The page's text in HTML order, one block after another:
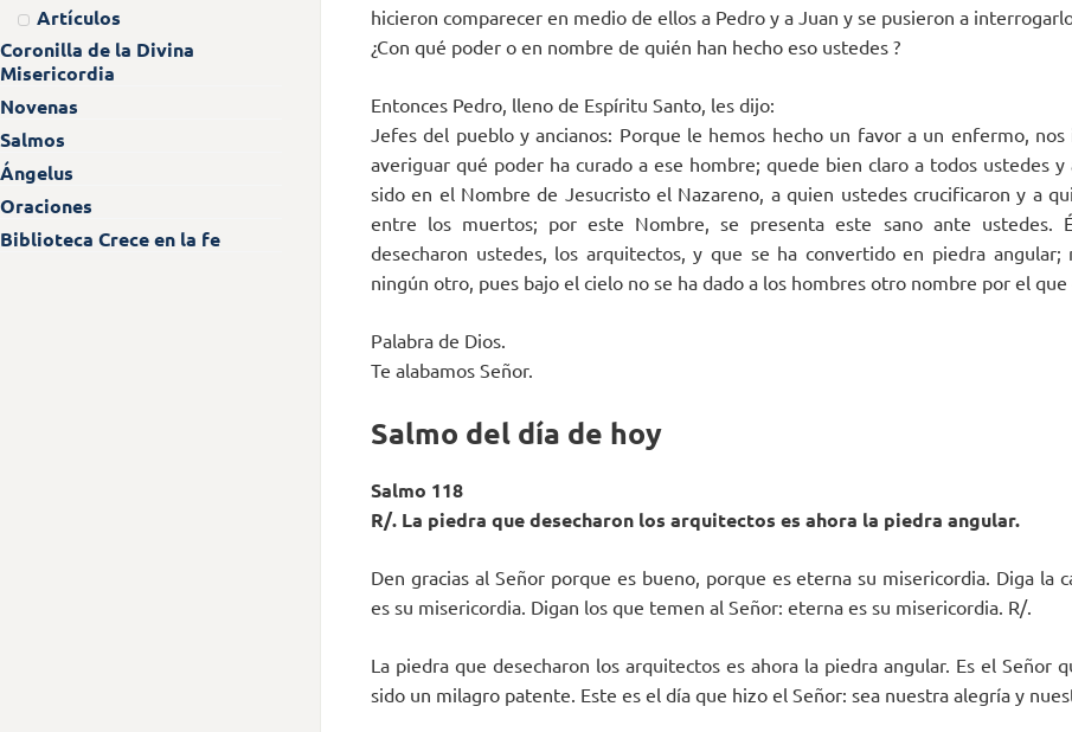
Artículos
Coronilla de la Divina
Misericordia
Novenas
Salmos
Ángelus
Oraciones
Biblioteca Crece en la fe
hicieron comparecer en medio de ellos a Pedro y a Juan y se pusieron a
¿Con qué poder o en nombre de quién han hecho eso ustedes ?
Entonces Pedro, lleno de Espíritu Santo, les dijo:
Jefes del pueblo y ancianos: Porque le hemos hecho un favor a un enfermo,
averiguar qué poder ha curado a ese hombre; quede bien claro a todos ustedes
sido en el Nombre de Jesucristo el Nazareno, a quien ustedes crucificaron y a
entre los muertos; por este Nombre, se presenta este sano ante ustedes.
desecharon ustedes, los arquitectos, y que se ha convertido en piedra angular;
ningún otro, pues bajo el cielo no se ha dado a los hombres otro nombre por el que
Palabra de Dios.
Te alabamos Señor.
Salmo del día de hoy
Salmo 118
R/. La piedra que desecharon los arquitectos es ahora la piedra angular.
Den gracias al Señor porque es bueno, porque es eterna su misericordia. Diga la
es su misericordia. Digan los que temen al Señor: eterna es su misericordia. R/.
La piedra que desecharon los arquitectos es ahora la piedra angular. Es el Señor
sido un milagro patente. Este es el día que hizo el Señor: sea nuestra alegría y